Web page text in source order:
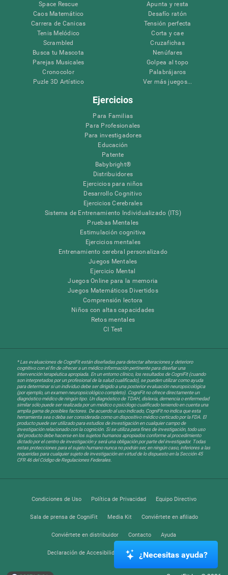
Space Rescue
Caos Matemático
Carrera de Canicas
Tenis Melódico
Scrambled
Busca tu Mascota
Parejas Musicales
Cronocolor
Puzle 3D Artístico
Apunta y resta
Desafío ratón
Tensión perfecta
Corta y cae
Cruzafichas
Nenúfares
Golpea al topo
Palabrájaros
Ver más juegos...
Ejercicios
Para Familias
Para Profesionales
Para investigadores
Educación
Patente
Babybright®
Distribuidores
Ejercicios para niños
Desarrollo Cognitivo
Ejercicios Cerebrales
Sistema de Entrenamiento Individualizado (ITS)
Pruebas Mentales
Estimulación cognitiva
Ejercicios mentales
Entrenamiento cerebral personalizado
Juegos Mentales
Ejercicio Mental
Juegos Online para la memoria
Juegos Matemáticos Divertidos
Comprensión lectora
Niños con altas capacidades
Retos mentales
CI Test
* Las evaluaciones de CogniFit están diseñadas para detectar alteraciones y deterioro
cognitivo con el fin de ofrecer a un médico información pertinente para diseñar una
intervención terapéutica apropiada. En un entorno clínico, los resultados de CogniFit (cuando
son interpretados por un profesional de la salud cualificado), se pueden utilizar como ayuda
para determinar si un individuo debe ser dirigido a una posterior evaluación neuropsicológica
(por ejemplo, un examen neuropsicológico completo). CogniFit no ofrece directamente un
diagnóstico médico de ningún tipo. Un diagnóstico de TDAH, dislexia, demencia o enfermedad
similar sólo puede ser realizada por un médico o psicólogo cualificado teniendo en cuenta una
amplia gama de posibles factores. De acuerdo al uso indicado, CogniFit no indica que esta
herramienta sea o deba ser considerada como un dispositivo médico certicado por la FDA. El
producto puede ser utilizado para estudios de investigación en cualquier campo de
investigación relacionado con la cognición. Si se utiliza para fines de investigación, todo uso
del producto debe hacerse en los sujetos humanos apropiados conforme al procedimiento
dictado por el centro de investigación y será una obligación por parte del investigador. Todas
estas protecciones para el sujeto humano nunca no podrán ser, en ningún caso, inferiores a las
requeridas para cualquier sujeto de investigación en virtud de lo dispuesto en la Sección 45
CFR 46 del Código de Regulaciones Federales.
Condiciones de Uso Política de Privacidad Equipo Directivo
Sala de prensa de CogniFit Media Kit Conviértete en afiliado
Conviértete en distribuidor Contacto Ayuda
Declaración de Accesibilidad Centro de Confianza
¿Necesitas ayuda?